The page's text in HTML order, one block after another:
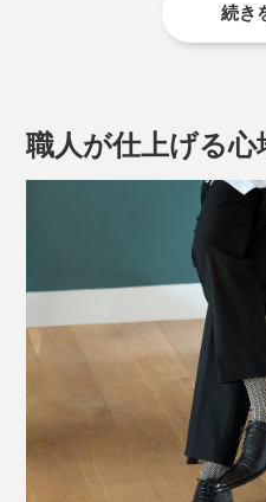
続き
職人が仕上げる